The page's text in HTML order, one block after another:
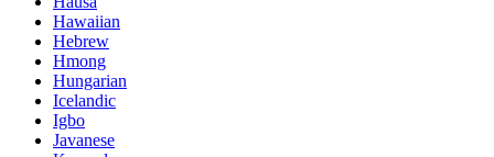
Hawaiian
Hebrew
Hmong
Hungarian
Icelandic
Igbo
Javanese